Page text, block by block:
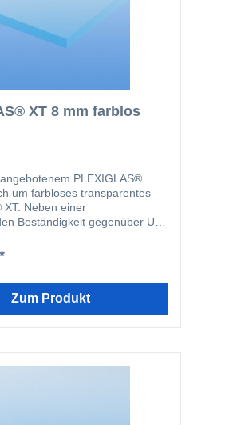
XT 8 mm farblos
PLEXIGLAS®
um farbloses transparentes
XT. Neben einer
Beständigkeit gegenüber UV-
weisen eine ausgezeichnete
auf. PLEXIGLAS® eignet
zum Beispiel für
Zum Produkt